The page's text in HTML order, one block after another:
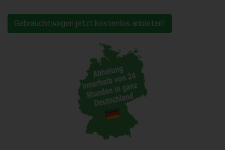
Gebrauchtwagen jetzt kostenlos anbieten!